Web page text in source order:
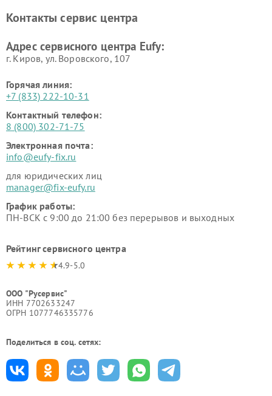
Контакты сервис центра
Адрес сервисного центра Eufy:
г. Киров, ул. Воровского, 107
Горячая линия:
+7 (833) 222-10-31
Контактный телефон:
8 (800) 302-71-75
Электронная почта:
info@eufy-fix.ru
для юридических лиц
manager@fix-eufy.ru
График работы:
ПН-ВСК с 9:00 до 21:00 без перерывов и выходных
Рейтинг сервисного центра
4.9-5.0
ООО "Русервис"
ИНН 7702633247
ОГРН 1077746335776
Поделиться в соц. сетях: